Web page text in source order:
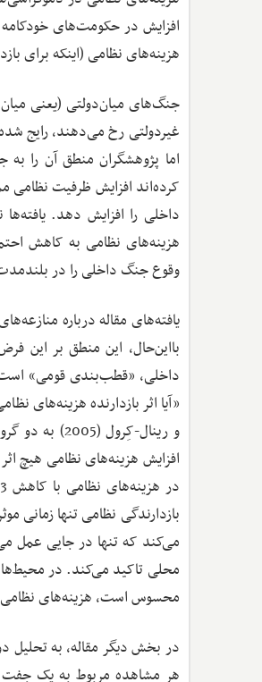
هزینه‌های نظامی (اینکه برای
جنگ‌های میان‌دولتی (یعنی
غیردولتی رخ می‌دهند، رایج
اما پژوهشگران منطق آن را
کرده‌اند افزایش ظرفیت
داخلی را افزایش دهد.
وقوع جنگ داخلی را در بلندمدت به میزان 2 /2
یافته‌های مقاله درباره
بااین‌حال، این منطق بر
داخلی، «قطب‌بندی قومی»
«آیا اثر بازدارنده
و رینال-
بازدارندگی نظامی تنها
می‌کند که تنها در جایی عمل
محلی تاکید می‌کند. در
محسوس است، هزینه‌های نظامی